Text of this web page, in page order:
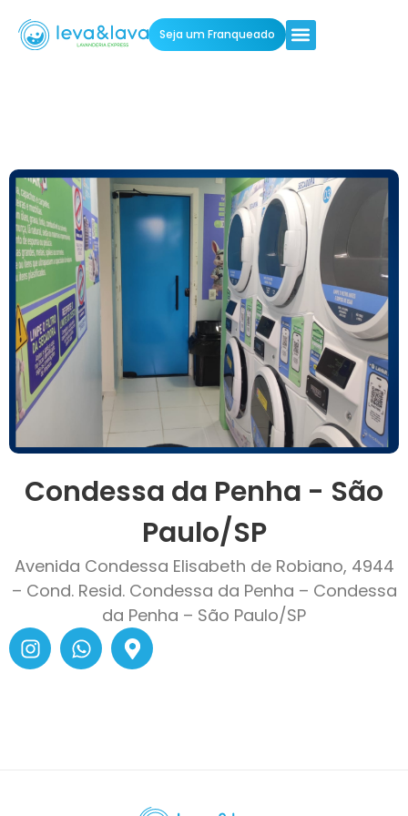
Seja um Franqueado
Condessa da Penha - São
Paulo/SP
Avenida Condessa Elisabeth de Robiano, 4944
– Cond. Resid. Condessa da Penha – Condessa
da Penha – São Paulo/SP